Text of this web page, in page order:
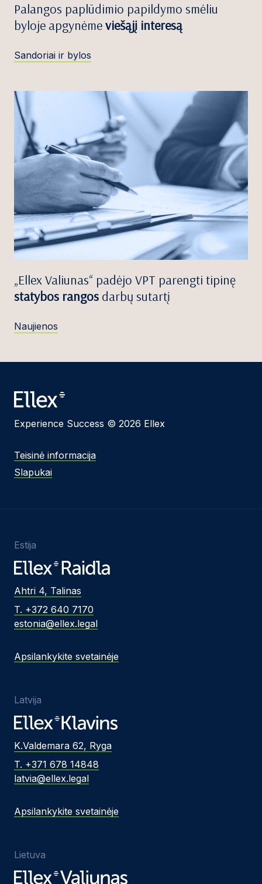
Palangos paplūdimio papildymo smėliu
byloje apgynėmeviešąjį interesą
Sandoriai ir bylos
„Ellex Valiunas“ padėjo VPT parengti tipinę
statybos rangos darbų sutartį
Naujienos
Experience Success © 2026 Ellex
Teisinė informacija
Slapukai
Estija
Ahtri 4, Talinas
T. +372 640 7170
estonia@ellex.legal
Apsilankykite svetainėje
Latvija
K.Valdemara 62, Ryga
T. +371 678 14848
latvia@ellex.legal
Apsilankykite svetainėje
Lietuva